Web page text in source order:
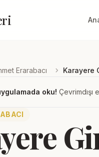
Erarabacı chevron_right Karayere
oku! Çevrimdışı